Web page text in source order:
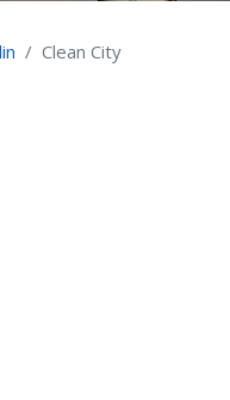
Clean City